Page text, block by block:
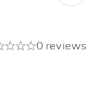
0 reviews